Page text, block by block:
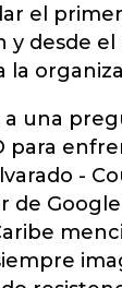
el
y desde
la
una
para
-
de